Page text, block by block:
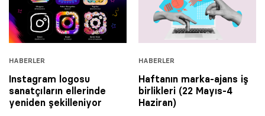
HABERLER
Instagram logosu
sanatçıların ellerinde
yeniden şekilleniyor
HABERLER
Haftanın marka-ajans iş
birlikleri (22 Mayıs-4
Haziran)